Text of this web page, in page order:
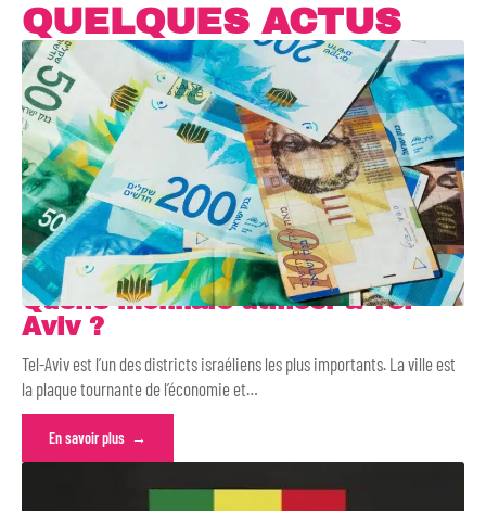
QUELQUES ACTUS
Quelle monnaie utiliser à Tel-
Aviv ?
Tel-Aviv est l’un des districts israéliens les plus importants. La ville est
la plaque tournante de l’économie et…
En savoir plus